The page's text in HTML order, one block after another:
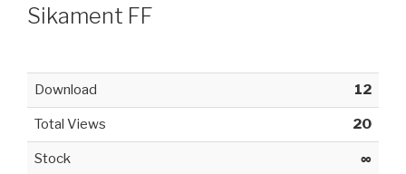
Sikament FF
Download 12
Total Views 20
Stock ∞